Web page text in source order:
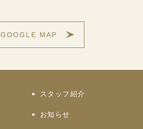
GOOGLE MAP
スタッフ紹介
お知らせ